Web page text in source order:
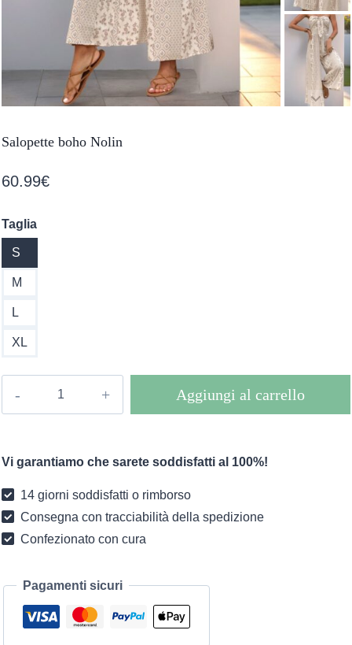
Salopette boho Nolin
60.99€
Taglia
S
M
L
XL
Aggiungi al carrello
Vi garantiamo che sarete soddisfatti al 100%!
14 giorni soddisfatti o rimborso
Consegna con tracciabilità della spedizione
Confezionato con cura
Pagamenti sicuri